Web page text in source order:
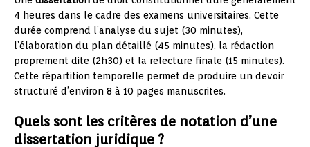
4 heures dans le cadre des examens universitaires. Cette
durée comprend l’analyse du sujet (30 minutes),
l’élaboration du plan détaillé (45 minutes), la rédaction
proprement dite (2h30) et la relecture finale (15 minutes).
Cette répartition temporelle permet de produire un devoir
structuré d’environ 8 à 10 pages manuscrites.
Quels sont les critères de notation d’une
dissertation juridique ?